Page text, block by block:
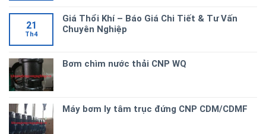
21
Th4
Giá Thổi Khí – Báo Giá Chi Tiết & Tư Vấn
Chuyên Nghiệp
Bơm chìm nước thải CNP WQ
Máy bơm ly tâm trục đứng CNP CDM/CDMF